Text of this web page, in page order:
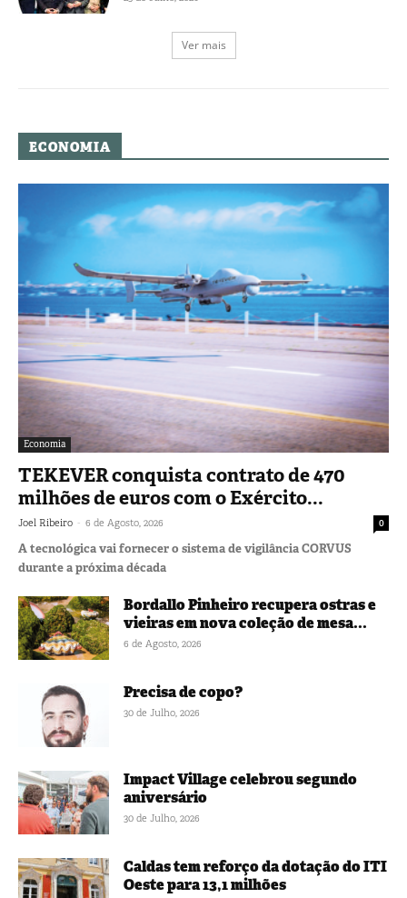
Ver mais
ECONOMIA
Economia
TEKEVER conquista contrato de 470
milhões de euros com o Exército...
Joel Ribeiro - 6 de Agosto, 2026 0
A tecnológica vai fornecer o sistema de vigilância CORVUS
durante a próxima década
Bordallo Pinheiro recupera ostras e
vieiras em nova coleção de mesa...
6 de Agosto, 2026
Precisa de copo?
30 de Julho, 2026
Impact Village celebrou segundo
aniversário
30 de Julho, 2026
Caldas tem reforço da dotação do ITI
Oeste para 13,1 milhões